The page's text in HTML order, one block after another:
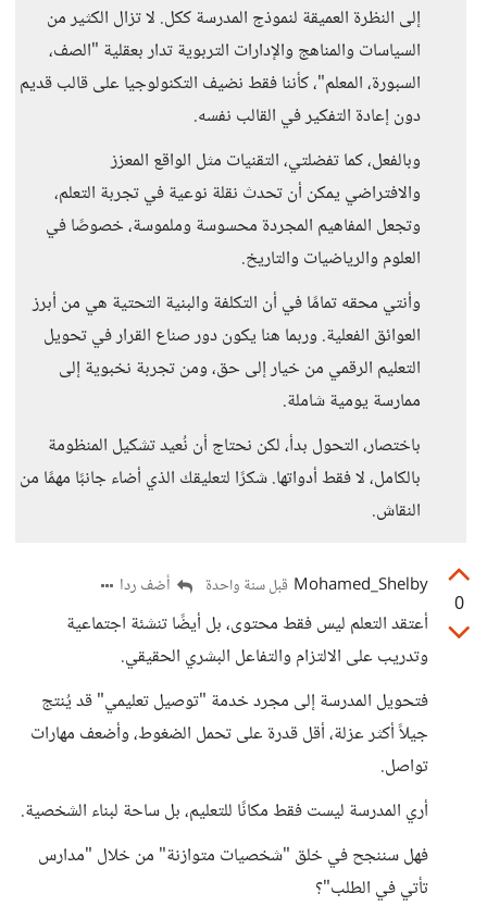
إلى النظرة العميقة لنموذج المدرسة ككل. لا تزال الكثير من
السياسات والمناهج والإدارات التربوية تدار بعقلية "الصف،
السبورة، المعلم"، كأننا فقط نضيف التكنولوجيا على قالب قديم
دون إعادة التفكير في القالب نفسه.
وبالفعل، كما تفضلتي، التقنيات مثل الواقع المعزز
والافتراضي يمكن أن تحدث نقلة نوعية في تجربة التعلم،
وتجعل المفاهيم المجردة محسوسة وملموسة، خصوصًا في
العلوم والرياضيات والتاريخ.
وأنتي محقه تمامًا في أن التكلفة والبنية التحتية هي من أبرز
العوائق الفعلية. وربما هنا يكون دور صناع القرار في تحويل
التعليم الرقمي من خيار إلى حق، ومن تجربة نخبوية إلى
ممارسة يومية شاملة.
باختصار، التحول بدأ، لكن نحتاج أن نُعيد تشكيل المنظومة
بالكامل، لا فقط أدواتها. شكرًا لتعليقك الذي أضاء جانبًا مهمًا من
النقاش.
0
Mohamed_Shelby قبل سنة واحدة أضف ردا
أعتقد التعلم ليس فقط محتوى، بل أيضًا تنشئة اجتماعية
وتدريب على الالتزام والتفاعل البشري الحقيقي.
فتحويل المدرسة إلى مجرد خدمة "توصيل تعليمي" قد يُنتج
جيلاً أكثر عزلة، أقل قدرة على تحمل الضغوط، وأضعف مهارات
تواصل.
أري المدرسة ليست فقط مكانًا للتعليم، بل ساحة لبناء الشخصية.
فهل سننجح في خلق "شخصيات متوازنة" من خلال "مدارس
تأتي في الطلب"؟